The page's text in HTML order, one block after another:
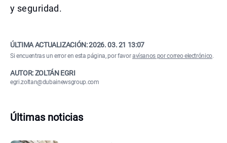
y seguridad.
ÚLTIMA ACTUALIZACIÓN:2026. 03. 21 13:07
Si encuentras un error en esta página, por favoravísanos por correo electrónico.
AUTOR: ZOLTÁN EGRI
egri.zoltan@dubainewsgroup.com
Últimas noticias